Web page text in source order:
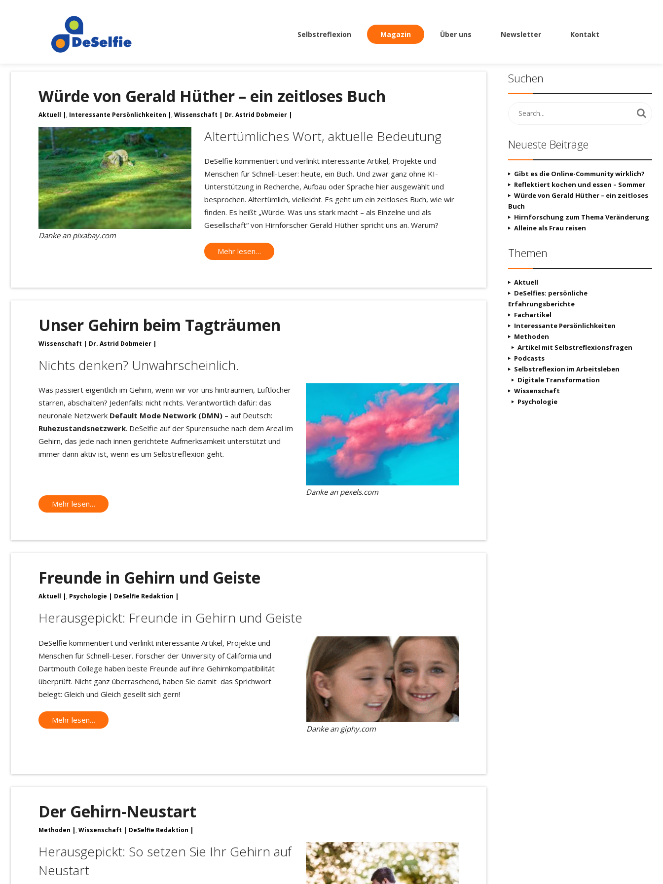
Selbstreflexion Magazin Über uns Newsletter Kontakt
Würde von Gerald Hüther – ein zeitloses Buch
Aktuell , Interessante Persönlichkeiten , Wissenschaft Dr. Astrid Dobmeier
Danke an pixabay.com
Altertümliches Wort, aktuelle Bedeutung
DeSelfie kommentiert und verlinkt interessante Artikel, Projekte und
Menschen für Schnell-Leser: heute, ein Buch. Und zwar ganz ohne KI-
Unterstützung in Recherche, Aufbau oder Sprache hier ausgewählt und
besprochen. Altertümlich, vielleicht. Es geht um ein zeitloses Buch, wie wir
finden. Es heißt „Würde. Was uns stark macht – als Einzelne und als
Gesellschaft“ von Hirnforscher Gerald Hüther spricht uns an. Warum?
Mehr lesen…
Unser Gehirn beim Tagträumen
Wissenschaft Dr. Astrid Dobmeier
Nichts denken? Unwahrscheinlich.
Danke an pexels.com
Was passiert eigentlich im Gehirn, wenn wir vor uns hinträumen, Luftlöcher
starren, abschalten? Jedenfalls: nicht nichts. Verantwortlich dafür: das
neuronale Netzwerk Default Mode Network (DMN) – auf Deutsch:
Ruhezustandsnetzwerk. DeSelfie auf der Spurensuche nach dem Areal im
Gehirn, das jede nach innen gerichtete Aufmerksamkeit unterstützt und
immer dann aktiv ist, wenn es um Selbstreflexion geht.
Mehr lesen…
Freunde in Gehirn und Geiste
Aktuell , Psychologie DeSelfie Redaktion
Herausgepickt: Freunde in Gehirn und Geiste
Danke an giphy.com
DeSelfie kommentiert und verlinkt interessante Artikel, Projekte und
Menschen für Schnell-Leser. Forscher der University of California und
Dartmouth College haben beste Freunde auf ihre Gehirnkompatibilität
überprüft. Nicht ganz überraschend, haben Sie damit das Sprichwort
belegt: Gleich und Gleich gesellt sich gern!
Mehr lesen…
Der Gehirn-Neustart
Methoden , Wissenschaft DeSelfie Redaktion
Herausgepickt: So setzen Sie Ihr Gehirn auf
Neustart
Suchen
Neueste Beiträge
Gibt es die Online-Community wirklich?
Reflektiert kochen und essen – Sommer
Würde von Gerald Hüther – ein zeitloses
Buch
Hirnforschung zum Thema Veränderung
Alleine als Frau reisen
Themen
Aktuell
DeSelfies: persönliche
Erfahrungsberichte
Fachartikel
Interessante Persönlichkeiten
Methoden
Artikel mit Selbstreflexionsfragen
Podcasts
Selbstreflexion im Arbeitsleben
Digitale Transformation
Wissenschaft
Psychologie